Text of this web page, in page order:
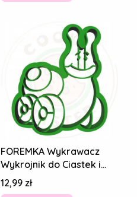
FOREMKA Wykrawacz
Wykrojnik do Ciastek i
Pierników - Ślimaczek
Ślimak
Cena
12,99 zł